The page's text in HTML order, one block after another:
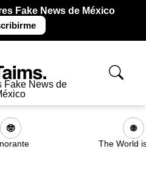
Fake News de México
Fake News de
🤓
🌐
The World